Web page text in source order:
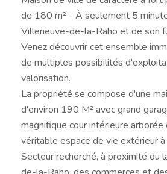
de 180 m² - À seulement 5
Villeneuve-de-la-Raho et de son
Venez découvrir cet ensemble
de multiples possibilités
valorisation.
La propriété se compose d'une
d'environ 190 M² avec grand
magnifique cour intérieure
véritable espace de vie extérieur
Secteur recherché, à proximité du